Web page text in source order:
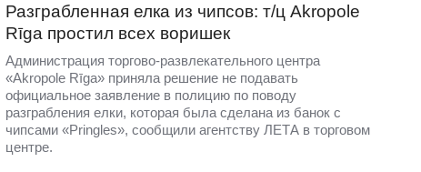
Разграбленная елка из чипсов: т/ц Akropole
Rīga простил всех воришек
Администрация торгово-развлекательного центра
«Akropole Rīga» приняла решение не подавать
официальное заявление в полицию по поводу
разграбления елки, которая была сделана из банок с
чипсами «Pringles», сообщили агентству ЛЕТА в торговом
центре.